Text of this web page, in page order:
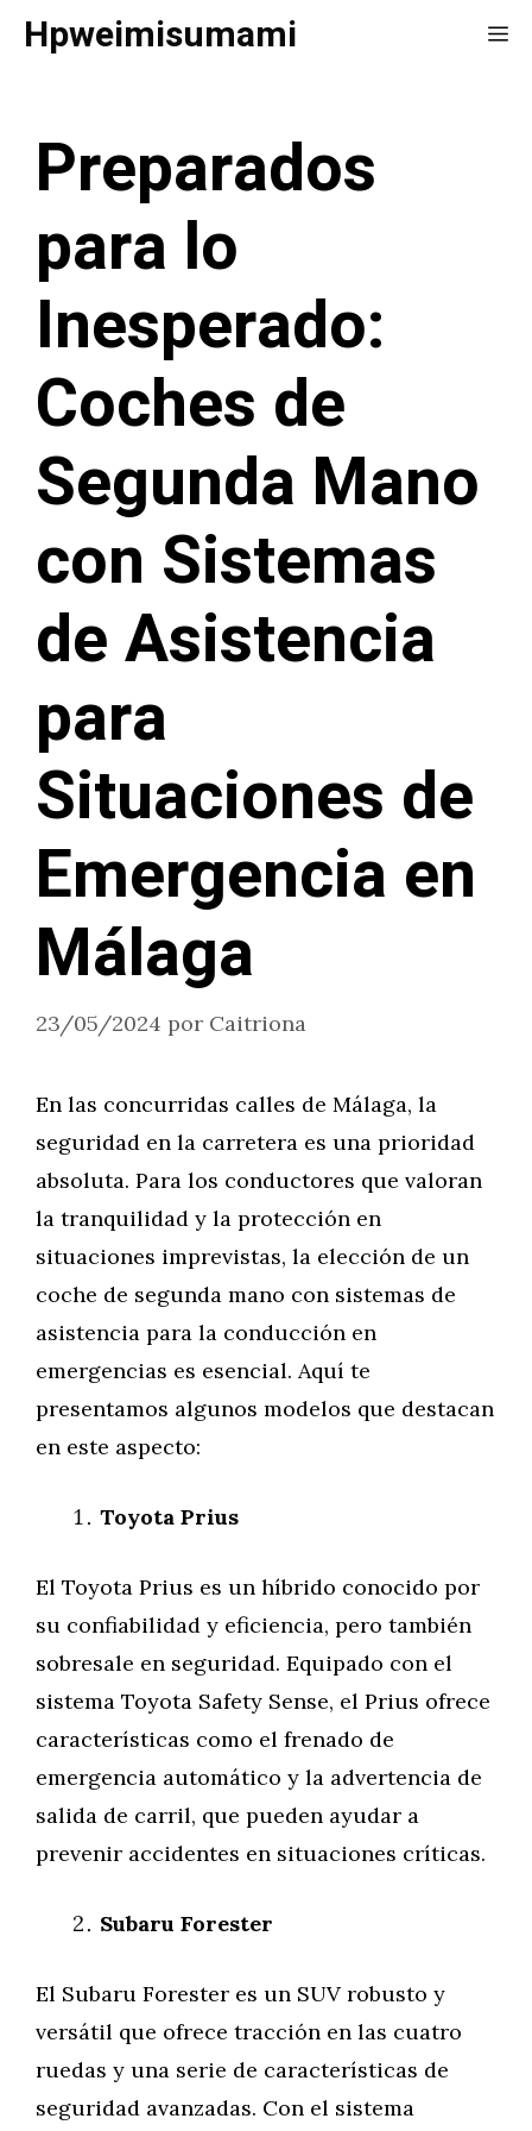
SaltarHpweimisumami
Preparados
para lo
Inesperado:
Coches de
Segunda Mano
con Sistemas
de Asistencia
para
Situaciones de
Emergencia en
Málaga
23/05/2024 por Caitriona
En las concurridas calles de Málaga, la
seguridad en la carretera es una prioridad
absoluta. Para los conductores que valoran
la tranquilidad y la protección en
situaciones imprevistas, la elección de un
coche de segunda mano con sistemas de
asistencia para la conducción en
emergencias es esencial. Aquí te
presentamos algunos modelos que destacan
en este aspecto:
Toyota Prius
El Toyota Prius es un híbrido conocido por
su confiabilidad y eficiencia, pero también
sobresale en seguridad. Equipado con el
sistema Toyota Safety Sense, el Prius ofrece
características como el frenado de
emergencia automático y la advertencia de
salida de carril, que pueden ayudar a
prevenir accidentes en situaciones críticas.
Subaru Forester
El Subaru Forester es un SUV robusto y
versátil que ofrece tracción en las cuatro
ruedas y una serie de características de
seguridad avanzadas. Con el sistema